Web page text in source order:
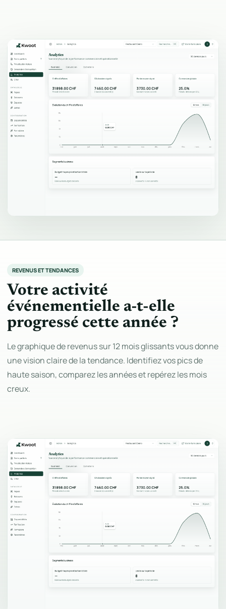
REVENUS ET TENDANCES
Votre activité
événementielle a-t-elle
progressé cette année ?
Le graphique de revenus sur 12 mois glissants vous donne
une vision claire de la tendance. Identifiez vos pics de
haute saison, comparez les années et repérez les mois
creux.